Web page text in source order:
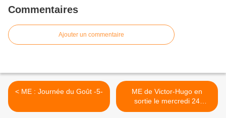
Commentaires
Ajouter un commentaire
< ME : Journée du Goût -5-
ME de Victor-Hugo en
sortie le mercredi 24
octobre. >